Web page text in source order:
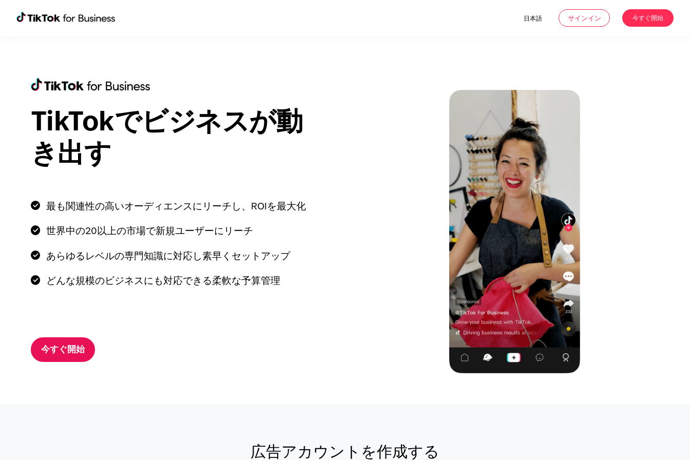
日本語 サインイン 今すぐ開始
TikTokでビジネスが動
き出す
最も関連性の高いオーディエンスにリーチし、ROIを最大化
世界中の20以上の市場で新規ユーザーにリーチ
あらゆるレベルの専門知識に対応し素早くセットアップ
どんな規模のビジネスにも対応できる柔軟な予算管理
今すぐ開始
広告アカウントを作成する